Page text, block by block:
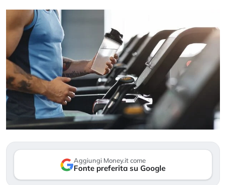
Aggiungi Money.it come
Fonte preferita su Google